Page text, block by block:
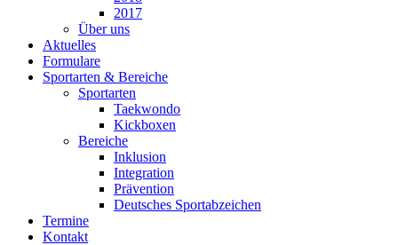
2017
Über uns
Aktuelles
Formulare
Sportarten & Bereiche
Sportarten
Taekwondo
Kickboxen
Bereiche
Inklusion
Integration
Prävention
Deutsches Sportabzeichen
Termine
Kontakt